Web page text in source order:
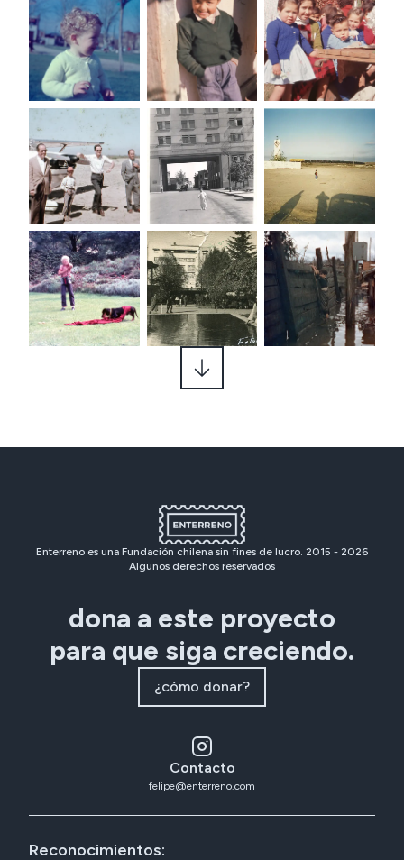
Carla Peñaloza Estudiantes de carrera
Licenciatura en Arte y Conservacion del
Patrimonio
Enterreno es una Fundación chilena sin fines de lucro. 2015 - 2026
Algunos derechos reservados
dona a este proyecto
para que siga creciendo.
¿cómo donar?
Contacto
felipe@enterreno.com
Reconocimientos: